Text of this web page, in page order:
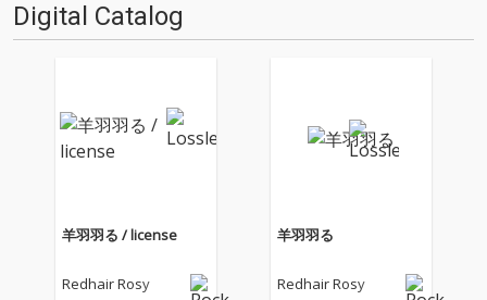
Digital Catalog
羊羽羽る / license
Redhair Rosy
羊羽羽る
Redhair Rosy